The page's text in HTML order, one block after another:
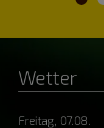
Wetter
Freitag, 07.08.